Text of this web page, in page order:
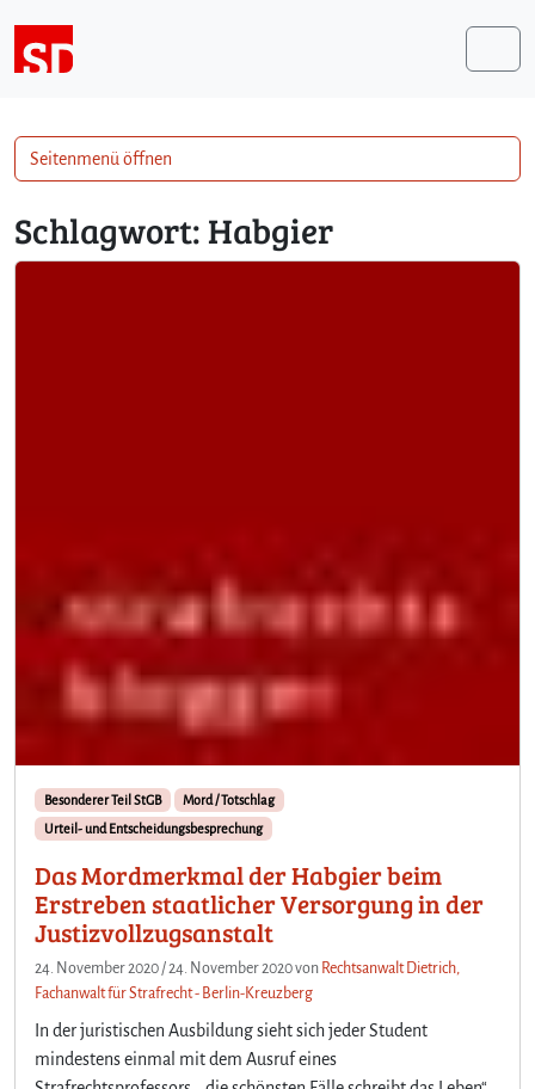
Schlagwort: Habgier
Besonderer Teil StGB
Mord / Totschlag
Urteil- und Entscheidungsbesprechung
Das Mordmerkmal der Habgier beim
Erstreben staatlicher Versorgung in der
Justizvollzugsanstalt
24. November 2020 /24. November 2020von Rechtsanwalt Dietrich,
Fachanwalt für Strafrecht - Berlin-Kreuzberg
In der juristischen Ausbildung sieht sich jeder Student
mindestens einmal mit dem Ausruf eines
Seitenmenü öffnen